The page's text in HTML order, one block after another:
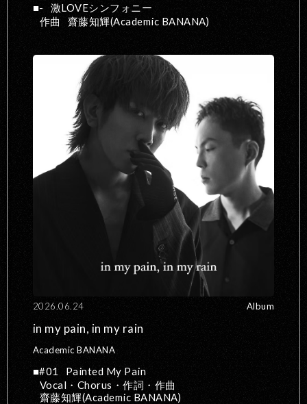
-
激LOVEシンフォニー
作曲
齋藤知輝(Academic BANANA)
2026.06.24 Album
in my pain, in my rain
Academic BANANA
#01
Painted My Pain
Vocal・Chorus・作詞・作曲
齋藤知輝(Academic BANANA)